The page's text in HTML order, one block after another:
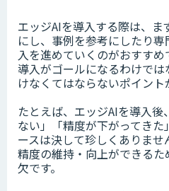
エッジAIを導入する際は、
にし、事例を参考にしたり
入を進めていくのがおすす
導入がゴールになるわけで
けなくてはならないポイント
たとえば、エッジAIを導入
ない」「精度が下がってき
ースは決して珍しくありま
精度の維持・向上ができる
欠です。